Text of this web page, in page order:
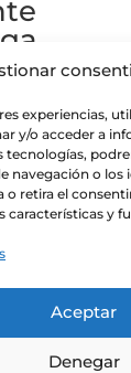
experiencias,
y/o acceder a
tecnologías,
navegación o los
o retira el
características y
Aceptar
Denegar
al